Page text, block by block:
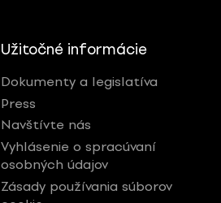
Užitočné informácie
Dokumenty a legislatíva
Press
Navštívte nás
Vyhlásenie o spracúvaní
osobných údajov
Zásady používania súborov